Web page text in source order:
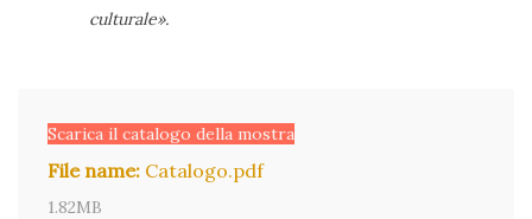
culturale».
Scarica il catalogo della mostra
File name: Catalogo.pdf
1.82MB